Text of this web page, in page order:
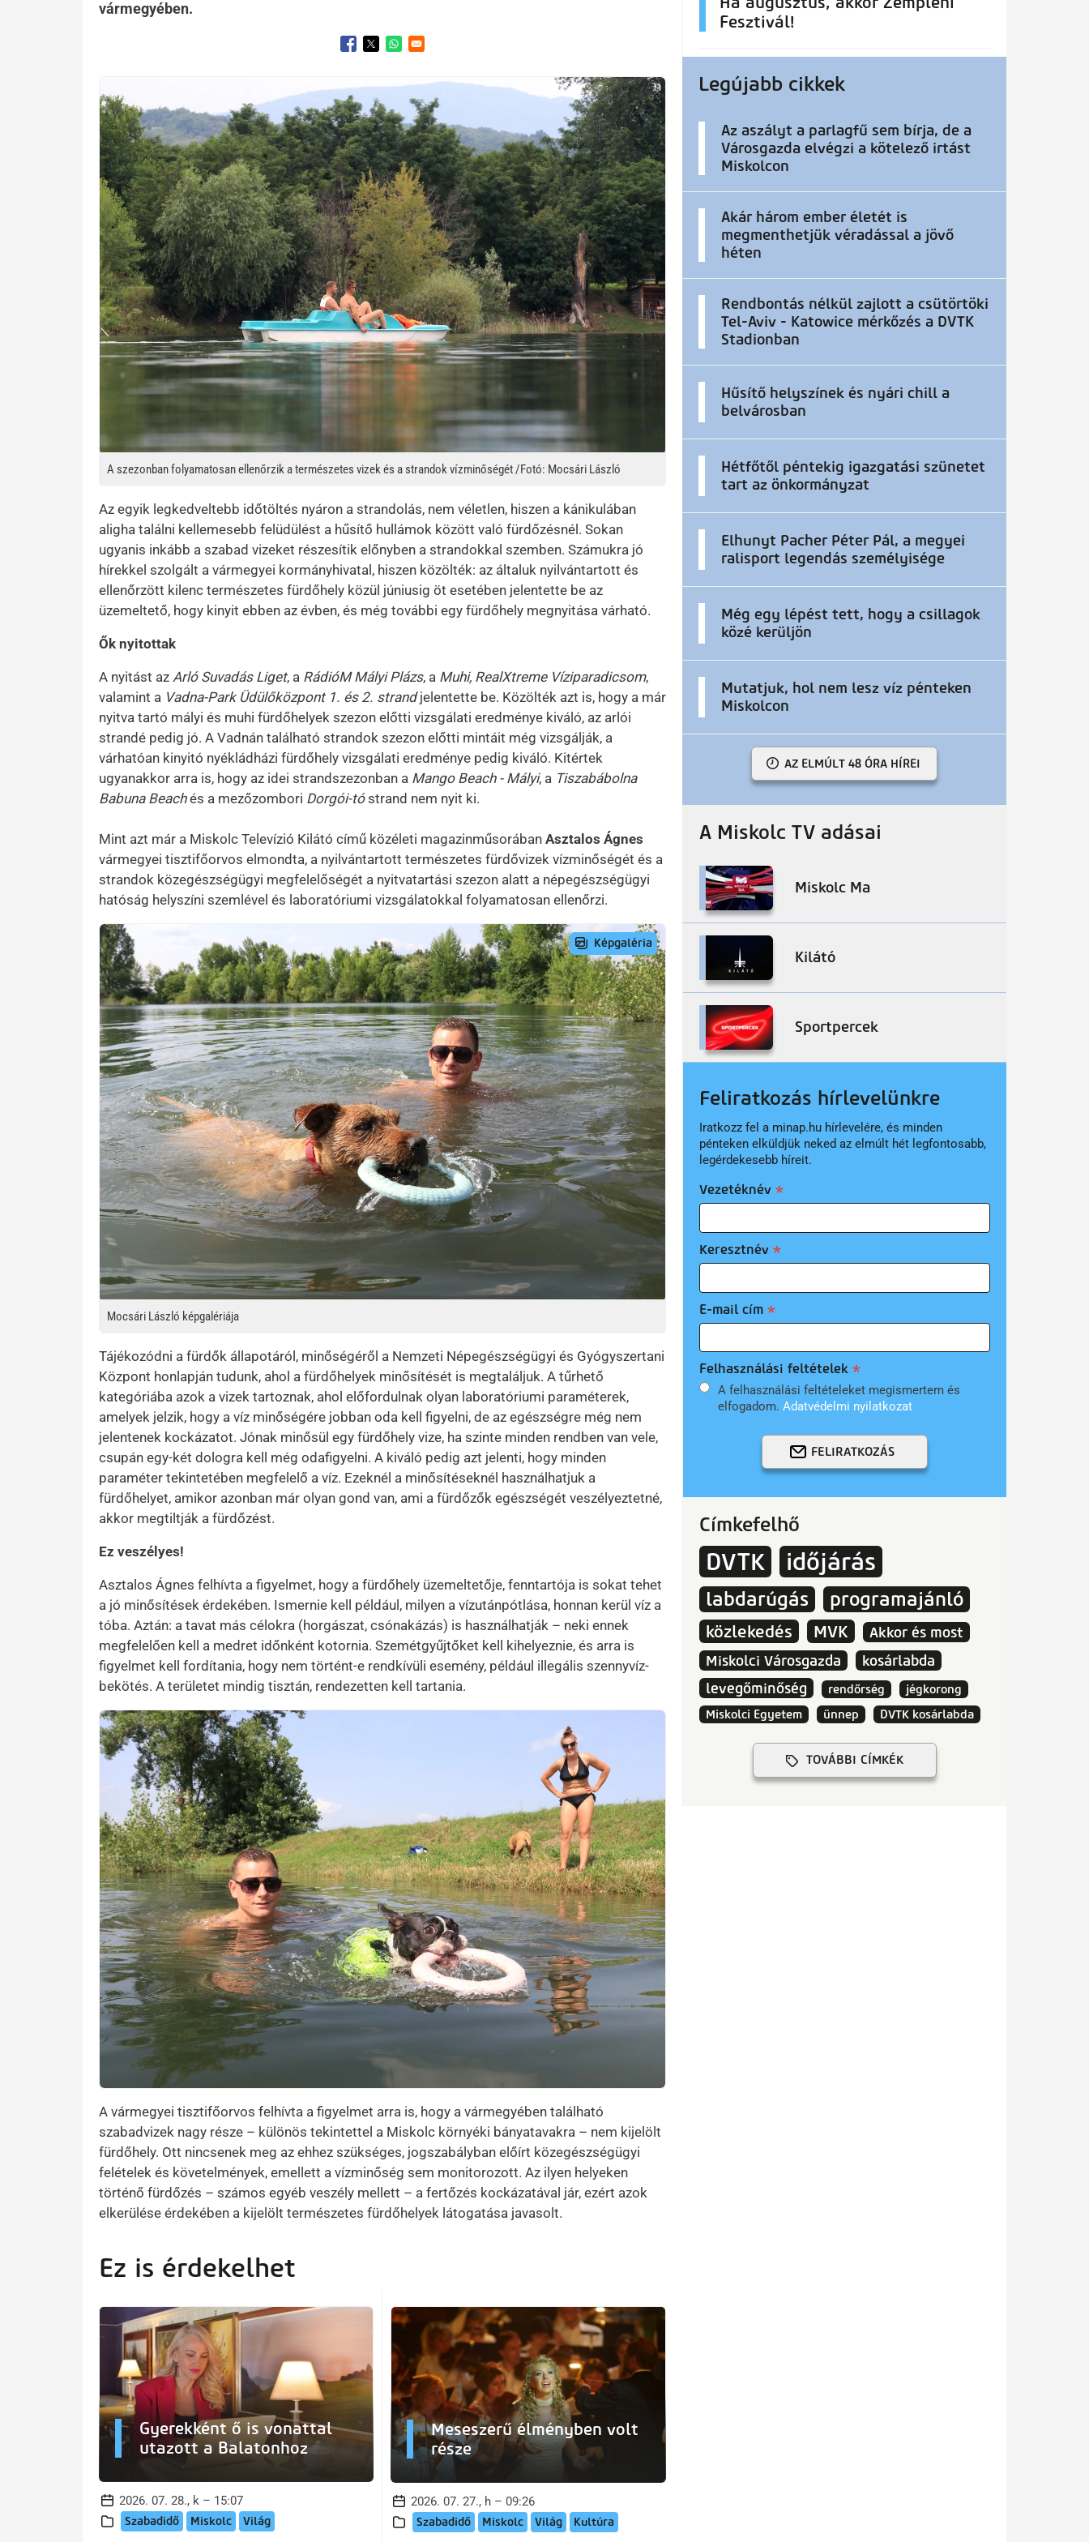
vármegyében.
Opens in a new window
Opens in a new window
Opens in a new window
A szezonban folyamatosan ellenőrzik a természetes vizek és a strandok vízminőségét /Fotó: Mocsári László
Az egyik legkedveltebb időtöltés nyáron a strandolás, nem véletlen, hiszen a kánikulában
aligha találni kellemesebb felüdülést a hűsítő hullámok között való fürdőzésnél. Sokan
ugyanis inkább a szabad vizeket részesítik előnyben a strandokkal szemben. Számukra jó
hírekkel szolgált a vármegyei kormányhivatal, hiszen közölték: az általuk nyilvántartott és
ellenőrzött kilenc természetes fürdőhely közül júniusig öt esetében jelentette be az
üzemeltető, hogy kinyit ebben az évben, és még további egy fürdőhely megnyitása várható.
Ők nyitottak
A nyitást az Arló Suvadás Liget, a RádióM Mályi Plázs, a Muhi, RealXtreme Víziparadicsom,
valamint a Vadna-Park Üdülőközpont 1. és 2. strandjelentette be. Közölték azt is, hogy a már
nyitva tartó mályi és muhi fürdőhelyek szezon előtti vizsgálati eredménye kiváló, az arlói
strandé pedig jó. A Vadnán található strandok szezon előtti mintáit még vizsgálják, a
várhatóan kinyitó nyékládházi fürdőhely vizsgálati eredménye pedig kiváló. Kitértek
ugyanakkor arra is, hogy az idei strandszezonban a Mango Beach - Mályi, a Tiszabábolna
Babuna Beachés a mezőzombori Dorgói-tóstrand nem nyit ki.
Mint azt már a Miskolc Televízió Kilátó című közéleti magazinműsorában Asztalos Ágnes
vármegyei tisztifőorvos elmondta, a nyilvántartott természetes fürdővizek vízminőségét és a
strandok közegészségügyi megfelelőségét a nyitvatartási szezon alatt a népegészségügyi
hatóság helyszíni szemlével és laboratóriumi vizsgálatokkal folyamatosan ellenőrzi.
Preview Image
Mocsári László képgalériája
Tájékozódni a fürdők állapotáról, minőségéről a Nemzeti Népegészségügyi és Gyógyszertani
Központ honlapján tudunk, ahol a fürdőhelyek minősítését is megtaláljuk. A tűrhető
kategóriába azok a vizek tartoznak, ahol előfordulnak olyan laboratóriumi paraméterek,
amelyek jelzik, hogy a víz minőségére jobban oda kell figyelni, de az egészségre még nem
jelentenek kockázatot. Jónak minősül egy fürdőhely vize, ha szinte minden rendben van vele,
csupán egy-két dologra kell még odafigyelni. A kiváló pedig azt jelenti, hogy minden
paraméter tekintetében megfelelő a víz. Ezeknél a minősítéseknél használhatjuk a
fürdőhelyet, amikor azonban már olyan gond van, ami a fürdőzők egészségét veszélyeztetné,
akkor megtiltják a fürdőzést.
Ez veszélyes!
Asztalos Ágnes felhívta a figyelmet, hogy a fürdőhely üzemeltetője, fenntartója is sokat tehet
a jó minősítések érdekében. Ismernie kell például, milyen a vízutánpótlása, honnan kerül víz a
tóba. Aztán: a tavat más célokra (horgászat, csónakázás) is használhatják – neki ennek
megfelelően kell a medret időnként kotornia. Szemétgyűjtőket kell kihelyeznie, és arra is
figyelmet kell fordítania, hogy nem történt-e rendkívüli esemény, például illegális szennyvíz-
bekötés. A területet mindig tisztán, rendezetten kell tartania.
Kép
A vármegyei tisztifőorvos felhívta a figyelmet arra is, hogy a vármegyében található
szabadvizek nagy része – különös tekintettel a Miskolc környéki bányatavakra – nem kijelölt
fürdőhely. Ott nincsenek meg az ehhez szükséges, jogszabályban előírt közegészségügyi
felételek és követelmények, emellett a vízminőség sem monitorozott. Az ilyen helyeken
történő fürdőzés – számos egyéb veszély mellett – a fertőzés kockázatával jár, ezért azok
elkerülése érdekében a kijelölt természetes fürdőhelyek látogatása javasolt.
Ez is érdekelhet
Gyerekként ő is vonattal
utazott a Balatonhoz
2026. 07. 28., k – 15:07
Szabadidő Miskolc Világ
Meseszerű élményben volt
része
2026. 07. 27., h – 09:26
Szabadidő Miskolc Világ Kultúra
Fesztivál!
Legújabb cikkek
Az aszályt a parlagfű sem bírja, de a
Városgazda elvégzi a kötelező irtást
Miskolcon
Akár három ember életét is
megmenthetjük véradással a jövő
héten
Rendbontás nélkül zajlott a csütörtöki
Tel-Aviv - Katowice mérkőzés a DVTK
Stadionban
Hűsítő helyszínek és nyári chill a
belvárosban
Hétfőtől péntekig igazgatási szünetet
tart az önkormányzat
Elhunyt Pacher Péter Pál, a megyei
ralisport legendás személyisége
Még egy lépést tett, hogy a csillagok
közé kerüljön
Mutatjuk, hol nem lesz víz pénteken
Miskolcon
AZ ELMÚLT 48 ÓRA HÍREI
A Miskolc TV adásai
Miskolc Ma
Kilátó
Sportpercek
Feliratkozás hírlevelünkre
Iratkozz fel a minap.hu hírlevelére, és minden
pénteken elküldjük neked az elmúlt hét legfontosabb,
legérdekesebb híreit.
Vezetéknév
Keresztnév
E-mail cím
Felhasználási feltételek
A felhasználási feltételeket megismertem és
elfogadom. Adatvédelmi nyilatkozat
FELIRATKOZÁS
Címkefelhő
DVTK időjárás
labdarúgás programajánló
közlekedés MVK
Akkor és most
Miskolci Városgazda
kosárlabda
levegőminőség
rendőrség
jégkorong
Miskolci Egyetem
ünnep DVTK kosárlabda
TOVÁBBI CÍMKÉK